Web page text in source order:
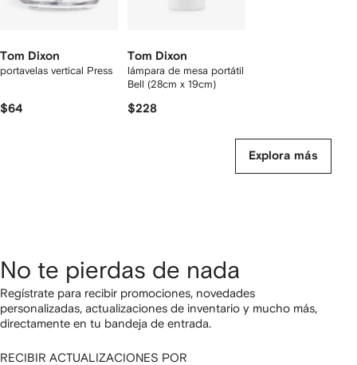
Tom Dixon
portavelas vertical Press
$64
Tom Dixon
lámpara de mesa portátil
Bell (28cm x 19cm)
$228
Explora más
No te pierdas de nada
Regístrate para recibir promociones, novedades
personalizadas, actualizaciones de inventario y mucho más,
directamente en tu bandeja de entrada.
RECIBIR ACTUALIZACIONES POR